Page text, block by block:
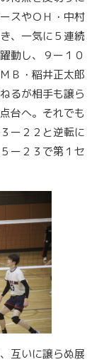
スやＯＨ・中村
、一気に５連続
動し、９ー１０
Ｂ・稲井正太郎
るが相手も譲ら
台へ。それでも
ー２２と逆転に
ー２３で第１セ
互いに譲らぬ展